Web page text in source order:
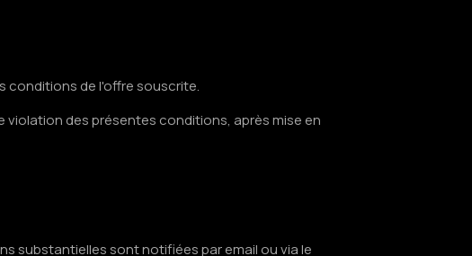
conditions de l'offre souscrite.
violation des présentes conditions, après mise en
substantielles sont notifiées par email ou via le